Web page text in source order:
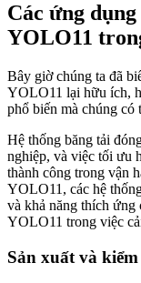
Các ứng
YOLO11
Bây giờ chúng ta đã
YOLO11 lại hữu ích,
phổ biến mà chúng có
Hệ thống băng tải
nghiệp, và việc tối ưu
thành công trong vận
YOLO11, các hệ
và khả năng thích ứng
YOLO11 trong việc
Sản xuất và